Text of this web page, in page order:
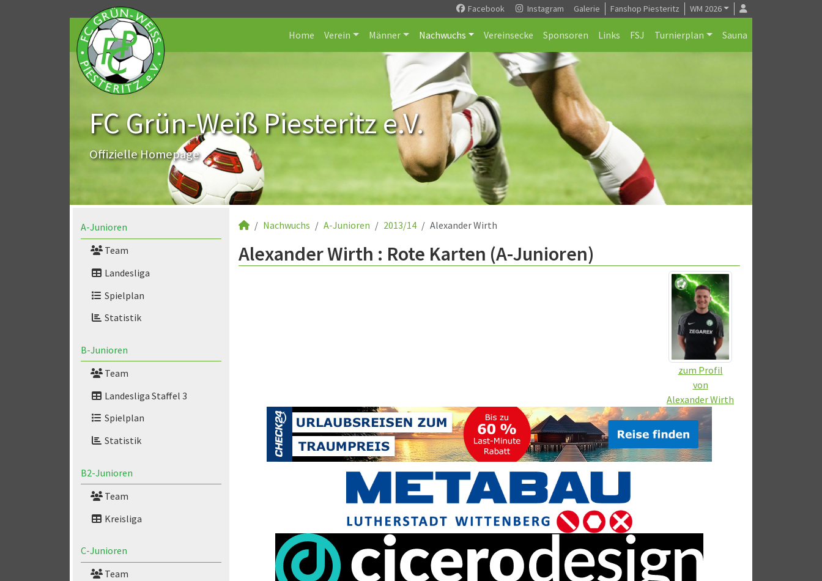
Facebook Instagram Galerie Fanshop Piesteritz WM 2026
Home Verein Männer Nachwuchs Vereinsecke Sponsoren Links FSJ Turnierplan Sauna
FC Grün-Weiß Piesteritz e.V.
Offizielle Homepage
A-Junioren
Team
Landesliga
Spielplan
Statistik
B-Junioren
Team
Landesliga Staffel 3
Spielplan
Statistik
B2-Junioren
Team
Kreisliga
C-Junioren
Team
Nachwuchs A-Junioren 2013/14 Alexander Wirth
Alexander Wirth : Rote Karten (A-Junioren)
zum Profil
von
Alexander Wirth